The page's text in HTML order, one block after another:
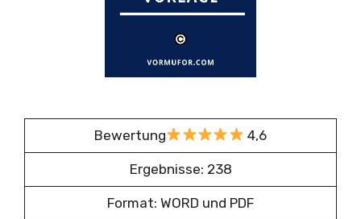
Bewertung 4,6
Ergebnisse: 238
Format: WORD und PDF